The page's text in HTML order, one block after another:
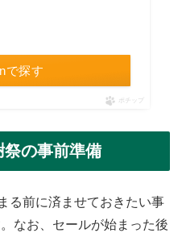
で探す
ポチップ
の事前準備
る前に済ませておきたい事
なお、セールが始まった後